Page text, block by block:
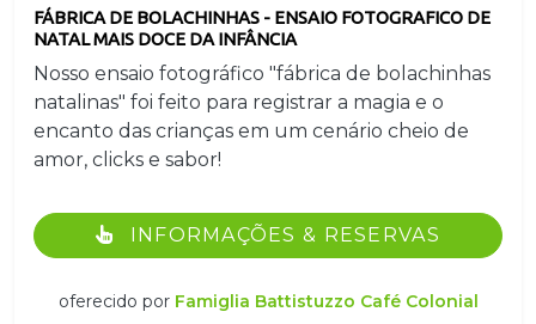
FÁBRICA DE BOLACHINHAS - ENSAIO FOTOGRAFICO DE
NATAL MAIS DOCE DA INFÂNCIA
Nosso ensaio fotográfico "fábrica de bolachinhas
natalinas" foi feito para registrar a magia e o
encanto das crianças em um cenário cheio de
amor, clicks e sabor!
INFORMAÇÕES & RESERVAS
oferecido por Famiglia Battistuzzo Café Colonial